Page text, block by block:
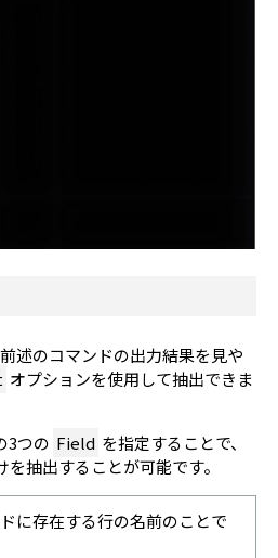
述のコマンドの出力結果を見や
オプションを使用して抽出できま
3つの Field を指定することで、
抽出することが可能です。
に存在する行の名前のことで